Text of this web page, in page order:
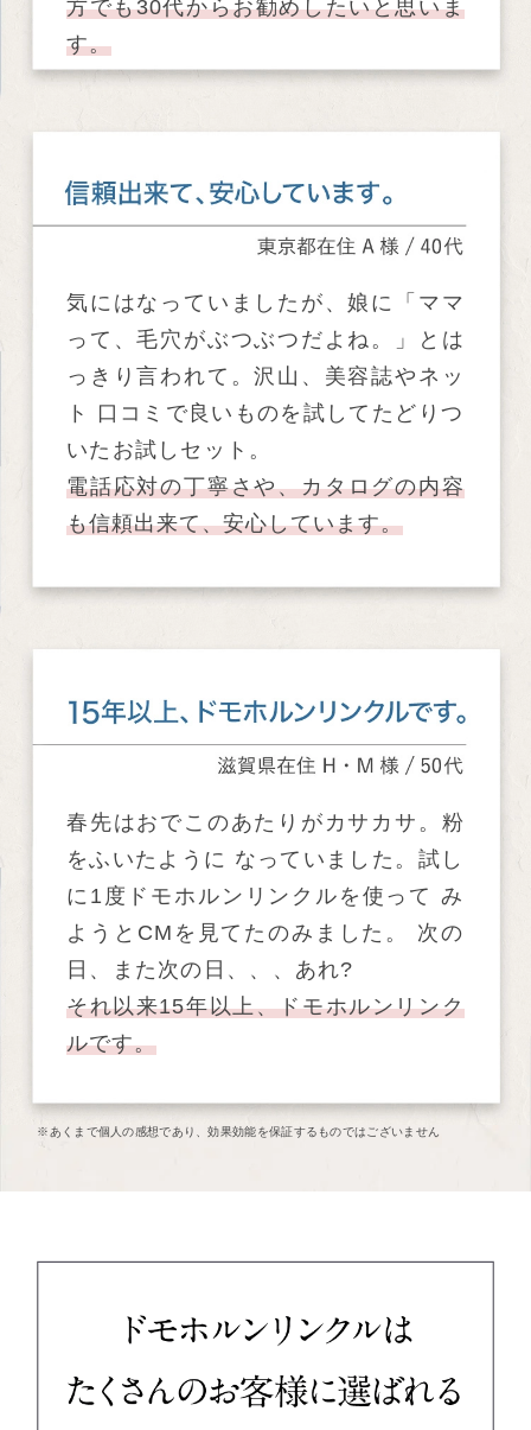
方でも30代からお勧めしたいと思いま
す。
気にはなっていましたが、娘に「ママ
って、毛穴がぶつぶつだよね。」とは
っきり言われて。沢山、美容誌やネッ
ト 口コミで良いものを試してたどりつ
いたお試しセット。
電話応対の丁寧さや、カタログの内容
も信頼出来て、安心しています。
春先はおでこのあたりがカサカサ。粉
をふいたように なっていました。試し
に1度ドモホルンリンクルを使って み
ようとCMを見てたのみました。 次の
日、また次の日、、、あれ?
それ以来15年以上、ドモホルンリンク
ルです。
※あくまで個人の感想であり、効果効能を保証するものではございません